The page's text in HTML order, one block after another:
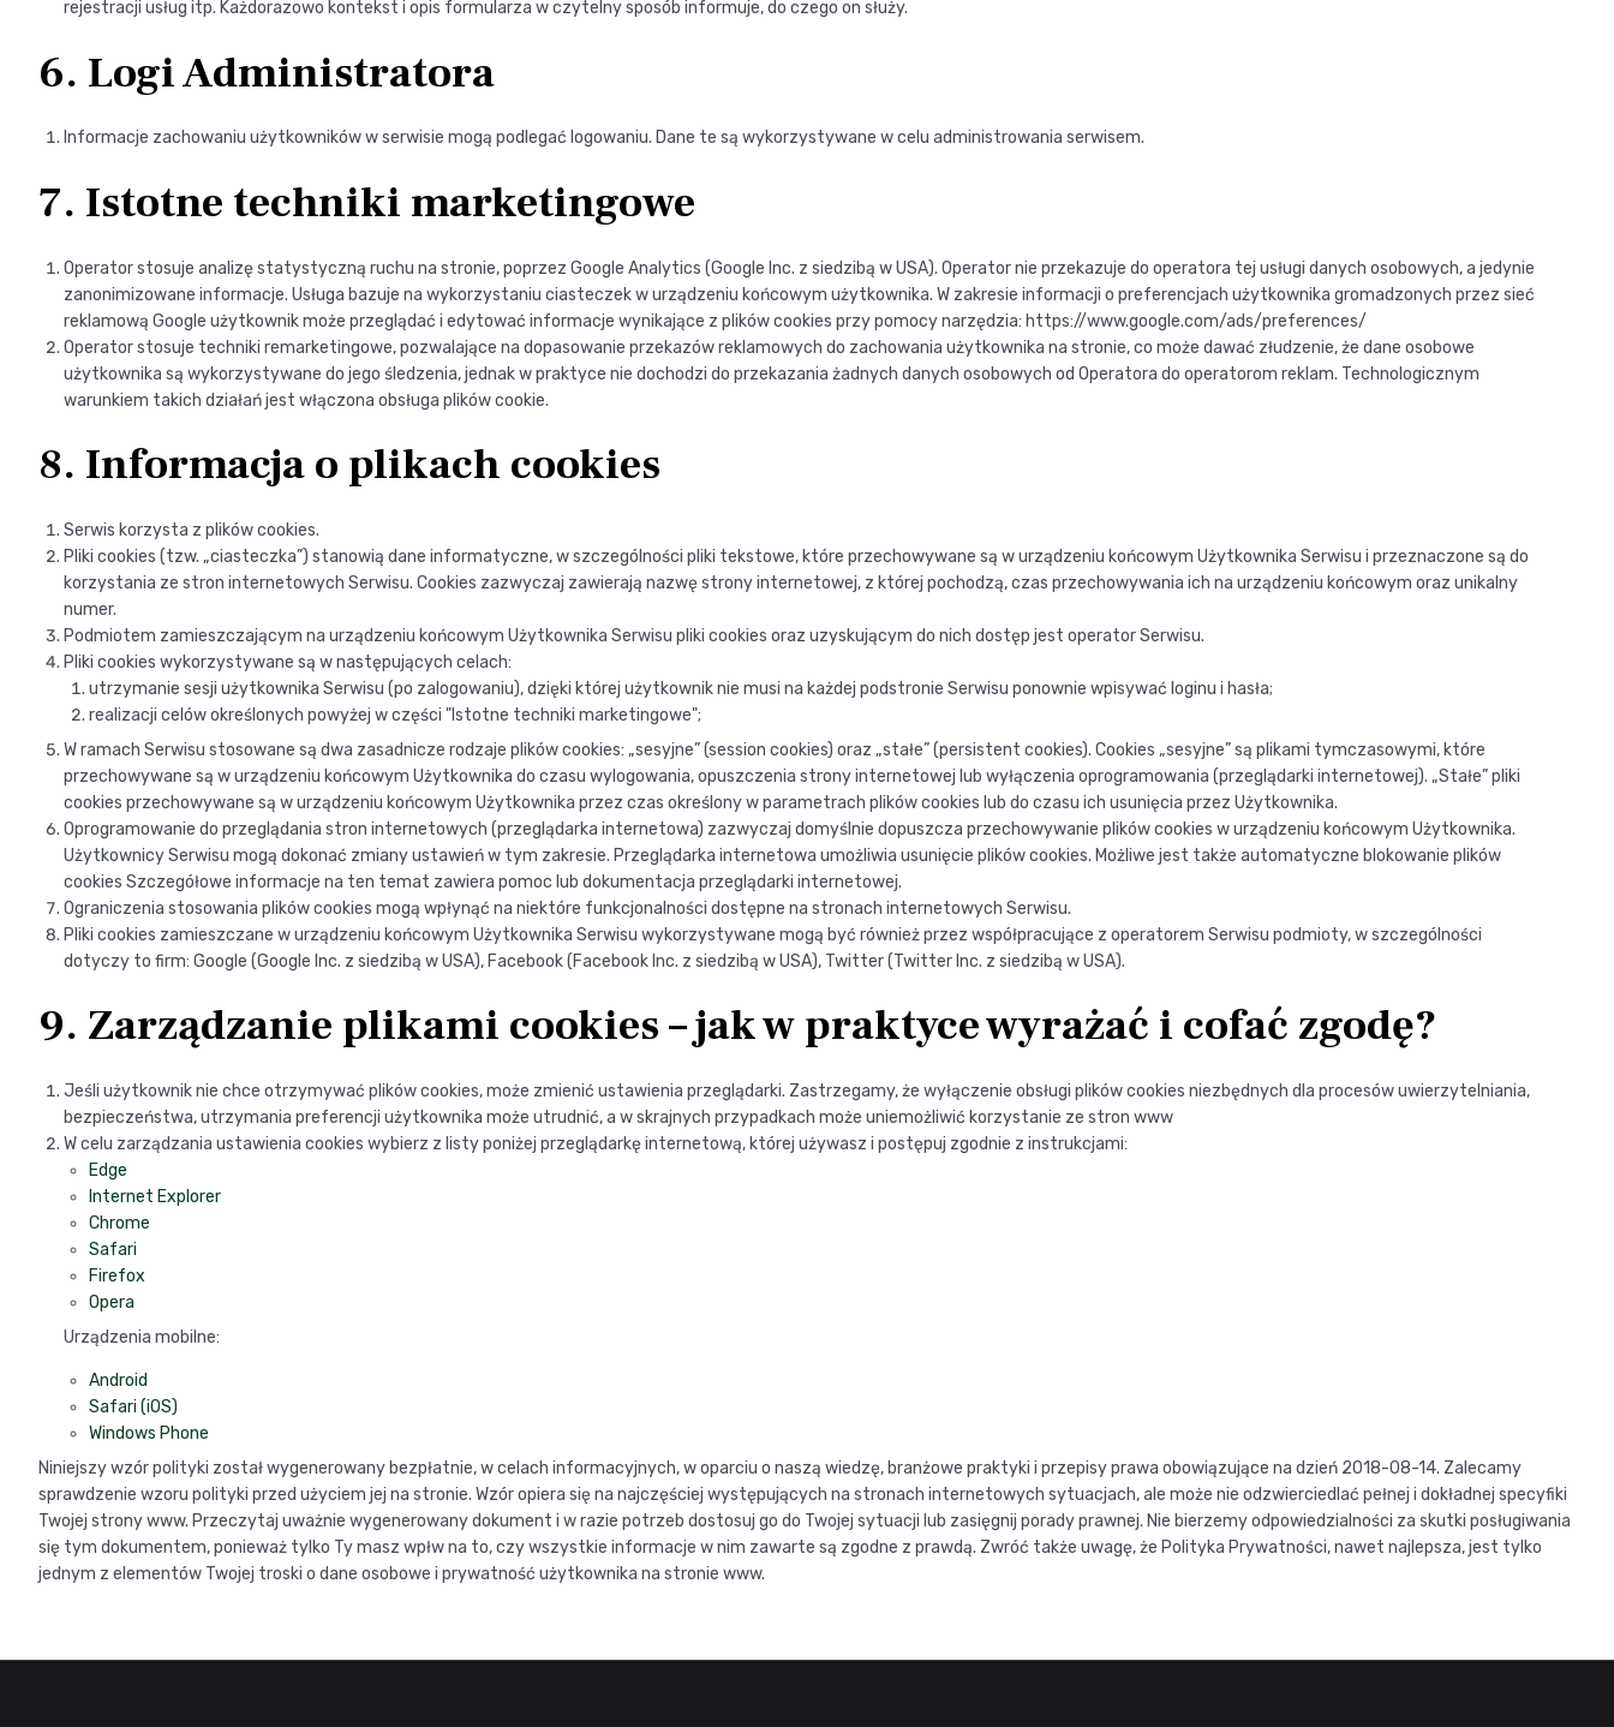
rejestracji usług itp. Każdorazowo kontekst i opis formularza w czytelny sposób informuje, do czego on służy.
6. Logi Administratora
Informacje zachowaniu użytkowników w serwisie mogą podlegać logowaniu. Dane te są wykorzystywane w celu administrowania serwisem.
7. Istotne techniki marketingowe
Operator stosuje analizę statystyczną ruchu na stronie, poprzez Google Analytics (Google Inc. z siedzibą w USA). Operator nie przekazuje do operatora tej usługi danych osobowych, a jedynie
zanonimizowane informacje. Usługa bazuje na wykorzystaniu ciasteczek w urządzeniu końcowym użytkownika. W zakresie informacji o preferencjach użytkownika gromadzonych przez sieć
reklamową Google użytkownik może przeglądać i edytować informacje wynikające z plików cookies przy pomocy narzędzia: https://www.google.com/ads/preferences/
Operator stosuje techniki remarketingowe, pozwalające na dopasowanie przekazów reklamowych do zachowania użytkownika na stronie, co może dawać złudzenie, że dane osobowe
użytkownika są wykorzystywane do jego śledzenia, jednak w praktyce nie dochodzi do przekazania żadnych danych osobowych od Operatora do operatorom reklam. Technologicznym
warunkiem takich działań jest włączona obsługa plików cookie.
8. Informacja o plikach cookies
Serwis korzysta z plików cookies.
Pliki cookies (tzw. „ciasteczka”) stanowią dane informatyczne, w szczególności pliki tekstowe, które przechowywane są w urządzeniu końcowym Użytkownika Serwisu i przeznaczone są do
korzystania ze stron internetowych Serwisu. Cookies zazwyczaj zawierają nazwę strony internetowej, z której pochodzą, czas przechowywania ich na urządzeniu końcowym oraz unikalny
numer.
Podmiotem zamieszczającym na urządzeniu końcowym Użytkownika Serwisu pliki cookies oraz uzyskującym do nich dostęp jest operator Serwisu.
Pliki cookies wykorzystywane są w następujących celach:
utrzymanie sesji użytkownika Serwisu (po zalogowaniu), dzięki której użytkownik nie musi na każdej podstronie Serwisu ponownie wpisywać loginu i hasła;
realizacji celów określonych powyżej w części "Istotne techniki marketingowe";
W ramach Serwisu stosowane są dwa zasadnicze rodzaje plików cookies: „sesyjne” (session cookies) oraz „stałe” (persistent cookies). Cookies „sesyjne” są plikami tymczasowymi, które
przechowywane są w urządzeniu końcowym Użytkownika do czasu wylogowania, opuszczenia strony internetowej lub wyłączenia oprogramowania (przeglądarki internetowej). „Stałe” pliki
cookies przechowywane są w urządzeniu końcowym Użytkownika przez czas określony w parametrach plików cookies lub do czasu ich usunięcia przez Użytkownika.
Oprogramowanie do przeglądania stron internetowych (przeglądarka internetowa) zazwyczaj domyślnie dopuszcza przechowywanie plików cookies w urządzeniu końcowym Użytkownika.
Użytkownicy Serwisu mogą dokonać zmiany ustawień w tym zakresie. Przeglądarka internetowa umożliwia usunięcie plików cookies. Możliwe jest także automatyczne blokowanie plików
cookies Szczegółowe informacje na ten temat zawiera pomoc lub dokumentacja przeglądarki internetowej.
Ograniczenia stosowania plików cookies mogą wpłynąć na niektóre funkcjonalności dostępne na stronach internetowych Serwisu.
Pliki cookies zamieszczane w urządzeniu końcowym Użytkownika Serwisu wykorzystywane mogą być również przez współpracujące z operatorem Serwisu podmioty, w szczególności
dotyczy to firm: Google (Google Inc. z siedzibą w USA), Facebook (Facebook Inc. z siedzibą w USA), Twitter (Twitter Inc. z siedzibą w USA).
9. Zarządzanie plikami cookies – jak w praktyce wyrażać i cofać zgodę?
Jeśli użytkownik nie chce otrzymywać plików cookies, może zmienić ustawienia przeglądarki. Zastrzegamy, że wyłączenie obsługi plików cookies niezbędnych dla procesów uwierzytelniania,
bezpieczeństwa, utrzymania preferencji użytkownika może utrudnić, a w skrajnych przypadkach może uniemożliwić korzystanie ze stron www
W celu zarządzania ustawienia cookies wybierz z listy poniżej przeglądarkę internetową, której używasz i postępuj zgodnie z instrukcjami:
Edge
Internet Explorer
Chrome
Safari
Firefox
Opera
Urządzenia mobilne:
Android
Safari (iOS)
Windows Phone
Niniejszy wzór polityki został wygenerowany bezpłatnie, w celach informacyjnych, w oparciu o naszą wiedzę, branżowe praktyki i przepisy prawa obowiązujące na dzień 2018-08-14. Zalecamy
sprawdzenie wzoru polityki przed użyciem jej na stronie. Wzór opiera się na najczęściej występujących na stronach internetowych sytuacjach, ale może nie odzwierciedlać pełnej i dokładnej specyfiki
Twojej strony www. Przeczytaj uważnie wygenerowany dokument i w razie potrzeb dostosuj go do Twojej sytuacji lub zasięgnij porady prawnej. Nie bierzemy odpowiedzialności za skutki posługiwania
się tym dokumentem, ponieważ tylko Ty masz wpłw na to, czy wszystkie informacje w nim zawarte są zgodne z prawdą. Zwróć także uwagę, że Polityka Prywatności, nawet najlepsza, jest tylko
jednym z elementów Twojej troski o dane osobowe i prywatność użytkownika na stronie www.